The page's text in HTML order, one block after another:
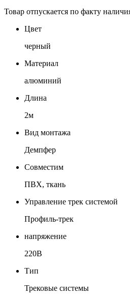
Товар отпускается по факту
Цвет
черный
Материал
алюминий
Длина
2м
Вид монтажа
Демпфер
Совместим
ПВХ, ткань
Управление трек системой
Профиль-трек
напряжение
220В
Тип
Трековые системы